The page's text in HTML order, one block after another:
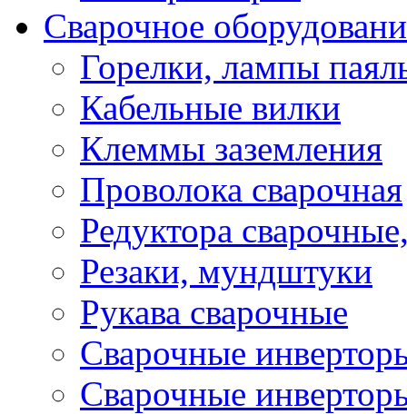
Сварочное
Горелки, лампы
Кабельные вилки
Клеммы заземления
Проволока сварочная
Редуктора
Резаки, мундштуки
Рукава сварочные
Сварочные
Сварочные